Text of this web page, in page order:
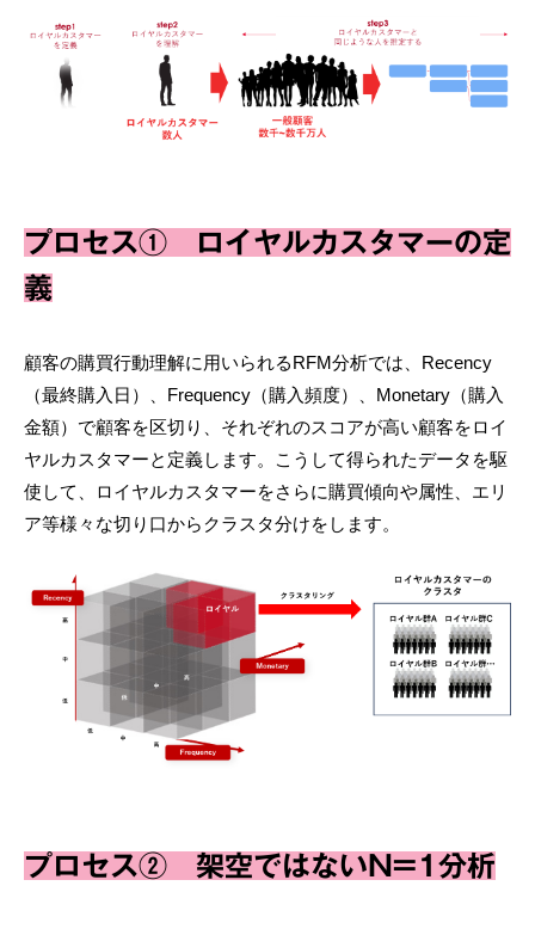
プロセス① ロイヤルカスタマーの定
義
顧客の購買行動理解に用いられるRFM分析では、Recency
（最終購入日）、Frequency（購入頻度）、Monetary（購入
金額）で顧客を区切り、それぞれのスコアが高い顧客をロイ
ヤルカスタマーと定義します。こうして得られたデータを駆
使して、ロイヤルカスタマーをさらに購買傾向や属性、エリ
ア等様々な切り口からクラスタ分けをします。
プロセス② 架空ではないN=1分析